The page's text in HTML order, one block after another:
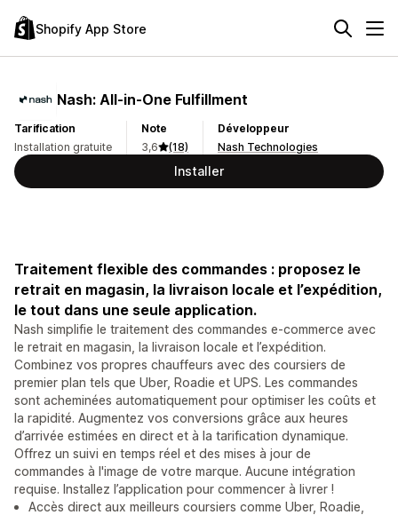
Shopify App Store
Nash: All‑in‑One Fulfillment
Tarification
Installation gratuite
Note
3,6
(18)
Développeur
Nash Technologies
Installer
Traitement flexible des commandes : proposez le
retrait en magasin, la livraison locale et l’expédition,
le tout dans une seule application.
Nash simplifie le traitement des commandes e-commerce avec
le retrait en magasin, la livraison locale et l’expédition.
Combinez vos propres chauffeurs avec des coursiers de
premier plan tels que Uber, Roadie et UPS. Les commandes
sont acheminées automatiquement pour optimiser les coûts et
la rapidité. Augmentez vos conversions grâce aux heures
d’arrivée estimées en direct et à la tarification dynamique.
Offrez un suivi en temps réel et des mises à jour de
commandes à l'image de votre marque. Aucune intégration
requise. Installez l’application pour commencer à livrer !
Accès direct aux meilleurs coursiers comme Uber, Roadie,